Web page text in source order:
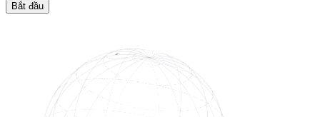
Bắt đầu